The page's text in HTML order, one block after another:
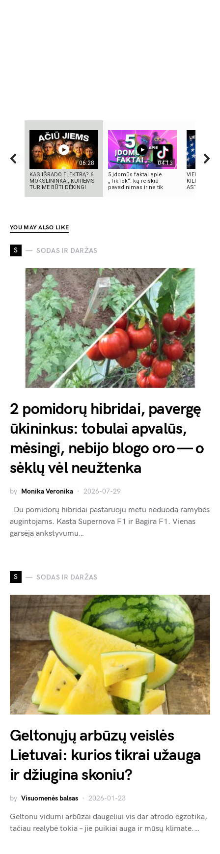
06:28
KAS IŠRADO ELEKTRĄ? 6
MOKSLININKAI, KURIEMS
TURIME BŪTI DĖKINGI
04:13
5 įdomūs faktai apie
„TikTok“: ką reiškia
pavadinimas ir ne tik
VIENINTELIS
KILMĖS
YOU MAY ALSO LIKE
S SODAS IR DARŽAS
2 pomidorų hibridai, pavergę
ūkininkus: tobulai apvalūs,
mėsingi, nebijo blogo oro — o
sėklų vėl neužtenka
by Monika Veronika 2026-07-29
Du pomidorų hibridai pastaruoju metu neduoda ramybės
augintojams. Kasta Supernova F1 ir Bagira F1. Vienas
garsėja ankstyvumu…
S SODAS IR DARŽAS
Geltonųjų arbūzų veislės
Lietuvai: kurios tikrai užauga
ir džiugina skoniu?
by Visuomenės balsas 2026-01-23
Geltonu vidumi arbūzai daugeliui vis dar atrodo egzotika,
tačiau realybė tokia – jie puikiai auga ir mūsų klimate.…